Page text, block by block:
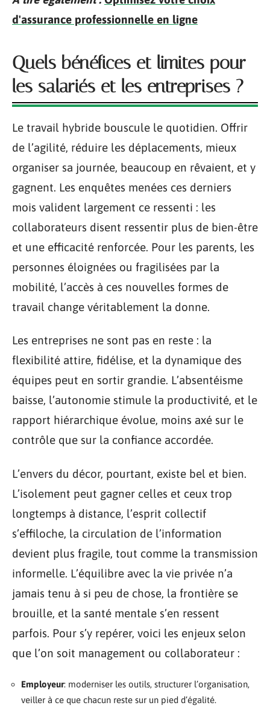
d'assurance professionnelle en ligne
Quels bénéfices et limites pour
les salariés et les entreprises ?
Le travail hybride bouscule le quotidien. Offrir
de l’agilité, réduire les déplacements, mieux
organiser sa journée, beaucoup en rêvaient, et y
gagnent. Les enquêtes menées ces derniers
mois valident largement ce ressenti : les
collaborateurs disent ressentir plus de bien-être
et une efficacité renforcée. Pour les parents, les
personnes éloignées ou fragilisées par la
mobilité, l’accès à ces nouvelles formes de
travail change véritablement la donne.
Les entreprises ne sont pas en reste : la
flexibilité attire, fidélise, et la dynamique des
équipes peut en sortir grandie. L’absentéisme
baisse, l’autonomie stimule la productivité, et le
rapport hiérarchique évolue, moins axé sur le
contrôle que sur la confiance accordée.
L’envers du décor, pourtant, existe bel et bien.
L’isolement peut gagner celles et ceux trop
longtemps à distance, l’esprit collectif
s’effiloche, la circulation de l’information
devient plus fragile, tout comme la transmission
informelle. L’équilibre avec la vie privée n’a
jamais tenu à si peu de chose, la frontière se
brouille, et la santé mentale s’en ressent
parfois. Pour s’y repérer, voici les enjeux selon
que l’on soit management ou collaborateur :
Employeur: moderniser les outils, structurer l’organisation,
veiller à ce que chacun reste sur un pied d’égalité.